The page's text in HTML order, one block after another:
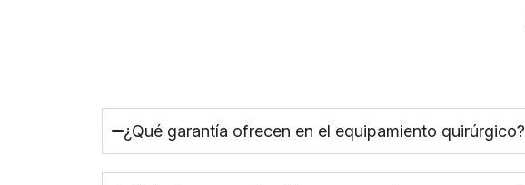
¿Qué garantía ofrecen en el equipamiento quirúrgico?